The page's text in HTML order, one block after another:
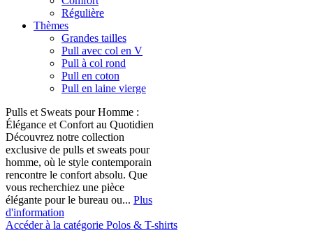
Régulière
Thèmes
Grandes tailles
Pull avec col en V
Pull à col rond
Pull en coton
Pull en laine vierge
Pulls et Sweats pour Homme :
Élégance et Confort au Quotidien
Découvrez notre collection
exclusive de pulls et sweats pour
homme, où le style contemporain
rencontre le confort absolu. Que
vous recherchiez une pièce
élégante pour le bureau ou... Plus
d'information
Accéder à la catégorie Polos & T-shirts